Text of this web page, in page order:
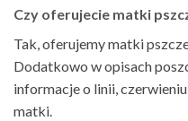
Czy oferujecie matki
Tak, oferujemy matki
Dodatkowo w opisach
informacje o linii,
matki.